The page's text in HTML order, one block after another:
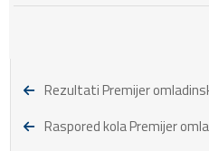
Rezultati Premijer
Raspored kola Premijer